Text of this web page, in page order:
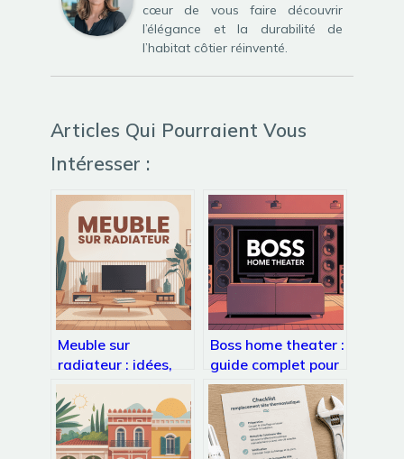
cœur de vous faire découvrir
l’élégance et la durabilité de
l’habitat côtier réinventé.
Articles Qui Pourraient Vous
Intéresser :
Meuble sur
radiateur : idées,
intelligentes
Boss home theater :
guide complet pour
choisir et installer le
vôtre